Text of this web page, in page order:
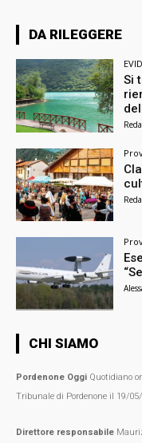
DA RILEGGERE
Si
CHI SIAMO
Pordenone Oggi Quotidiano
Tribunale di Pordenone il 19/
Direttore responsabile